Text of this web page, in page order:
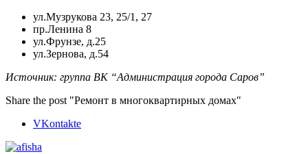
ул.Музрукова 23, 25/1, 27
пр.Ленина 8
ул.Фрунзе, д.25
ул.Зернова, д.54
Источник: группа ВК “Администрация города Саров”
Share the post "Ремонт в многоквартирных домах"
VKontakte